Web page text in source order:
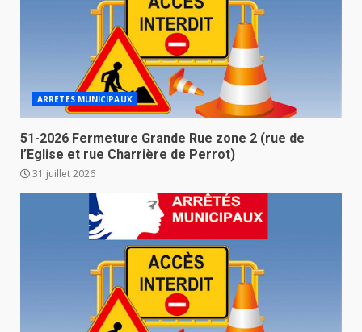
ARRETES MUNICIPAUX
51-2026 Fermeture Grande Rue zone 2 (rue de
l’Eglise et rue Charrière de Perrot)
31 juillet 2026